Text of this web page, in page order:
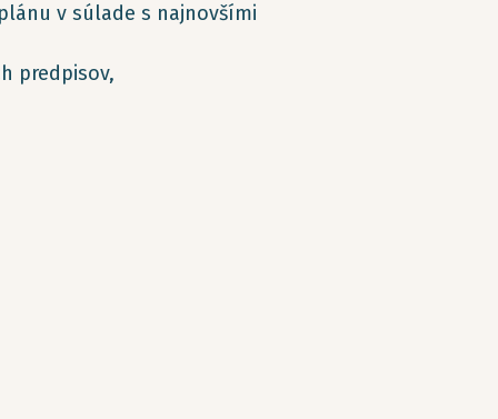
v súlade s najnovšími
predpisov,